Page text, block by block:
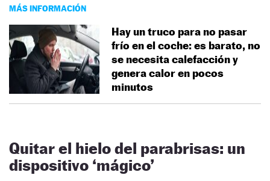
MÁS INFORMACIÓN
Hay un truco para no pasar
frío en el coche: es barato, no
se necesita calefacción y
genera calor en pocos
minutos
Quitar el hielo del parabrisas: un
dispositivo ‘mágico’